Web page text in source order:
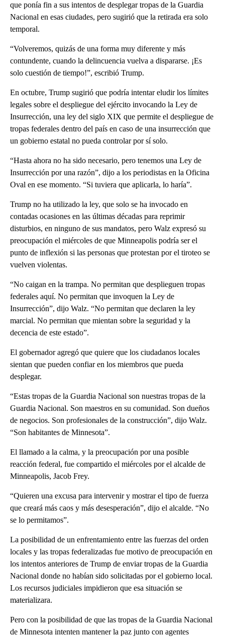
que ponía fin a sus intentos de desplegar tropas de la Guardia
Nacional en esas ciudades, pero sugirió que la retirada era solo
temporal.
“Volveremos, quizás de una forma muy diferente y más
contundente, cuando la delincuencia vuelva a dispararse. ¡Es
solo cuestión de tiempo!”, escribió Trump.
En octubre, Trump sugirió que podría intentar eludir los límites
legales sobre el despliegue del ejército invocando la Ley de
Insurrección, una ley del siglo XIX que permite el despliegue de
tropas federales dentro del país en caso de una insurrección que
un gobierno estatal no pueda controlar por sí solo.
“Hasta ahora no ha sido necesario, pero tenemos una Ley de
Insurrección por una razón”, dijo a los periodistas en la Oficina
Oval en ese momento. “Si tuviera que aplicarla, lo haría”.
Trump no ha utilizado la ley, que solo se ha invocado en
contadas ocasiones en las últimas décadas para reprimir
disturbios, en ninguno de sus mandatos, pero Walz expresó su
preocupación el miércoles de que Minneapolis podría ser el
punto de inflexión si las personas que protestan por el tiroteo se
vuelven violentas.
“No caigan en la trampa. No permitan que desplieguen tropas
federales aquí. No permitan que invoquen la Ley de
Insurrección”, dijo Walz. “No permitan que declaren la ley
marcial. No permitan que mientan sobre la seguridad y la
decencia de este estado”.
El gobernador agregó que quiere que los ciudadanos locales
sientan que pueden confiar en los miembros que pueda
desplegar.
“Estas tropas de la Guardia Nacional son nuestras tropas de la
Guardia Nacional. Son maestros en su comunidad. Son dueños
de negocios. Son profesionales de la construcción”, dijo Walz.
“Son habitantes de Minnesota”.
El llamado a la calma, y ​​la preocupación por una posible
reacción federal, fue compartido el miércoles por el alcalde de
Minneapolis, Jacob Frey.
“Quieren una excusa para intervenir y mostrar el tipo de fuerza
que creará más caos y más desesperación”, dijo el alcalde. “No
se lo permitamos”.
La posibilidad de un enfrentamiento entre las fuerzas del orden
locales y las tropas federalizadas fue motivo de preocupación en
los intentos anteriores de Trump de enviar tropas de la Guardia
Nacional donde no habían sido solicitadas por el gobierno local.
Los recursos judiciales impidieron que esa situación se
materializara.
Pero con la posibilidad de que las tropas de la Guardia Nacional
de Minnesota intenten mantener la paz junto con agentes